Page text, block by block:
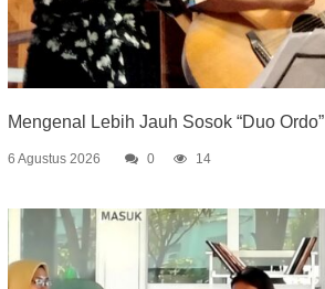
Mengenal Lebih Jauh Sosok “Duo Ordo”
6 Agustus 2026 0 14